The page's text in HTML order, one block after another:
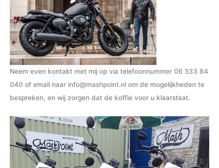
Neem even kontakt met mij op via telefoonnummer 06 533 84
040 of email naar info@mashpoint.nl om de mogelijkheden te
bespreken, en wij zorgen dat de koffie voor u klaarstaat.